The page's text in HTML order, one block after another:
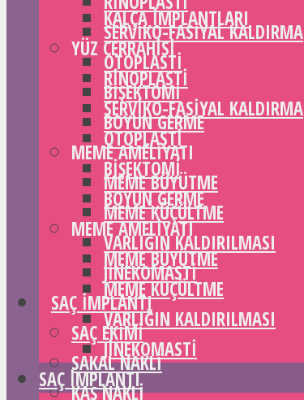
SERVIKO-FASIYAL KALDIRMA
OTOPLASTI
BIŞEKTOMI
BOYUN GERME
MEME AMELIYATI
MEME BÜYÜTME
MEME KÜÇÜLTME
VARLIĞIN KALDIRILMASI
JINEKOMASTI
SAÇ IMPLANTI
SAÇ EKIMI
SAKAL NAKLI
KAŞ NAKLI
KALÇA IMPLANTLARI
YÜZ CERRAHISI
RINOPLASTI
SERVIKO-FASIYAL KALDIRMA
OTOPLASTI
BIŞEKTOMI
BOYUN GERME
MEME AMELIYATI
MEME BÜYÜTME
MEME KÜÇÜLTME
VARLIĞIN KALDIRILMASI
JINEKOMASTI
SAÇ IMPLANTI